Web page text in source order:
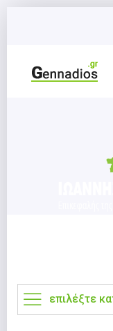
επιλέξτε